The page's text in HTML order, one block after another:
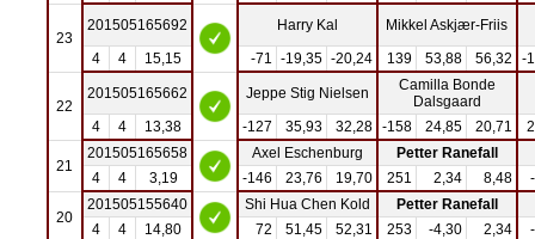
23
201505165692 Harry Kal
Mikkel Askjær-Friis
4
4 15,15 -71 -19,35 -20,24 139 53,88 56,32 -
22
201505165662 Jeppe Stig Nielsen
Camilla Bonde
Dalsgaard
4
4 13,38 -127 35,93 32,28 -158 24,85 20,71
21
201505165658 Axel Eschenburg
Petter Ranefall
4
4 3,19 -146 23,76 19,70 251 2,34 8,48
20
201505155640 Shi Hua Chen Kold
Petter Ranefall
4
4 14,80 72 51,45 52,31 253 -4,30 2,34